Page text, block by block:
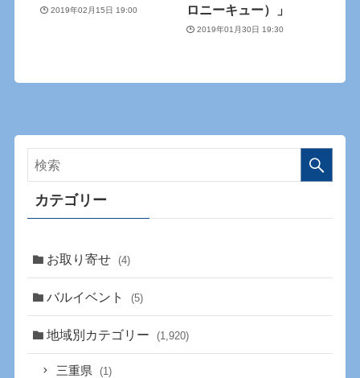
2019年02月15日 19:00 ロニーキュー）」
2019年01月30日 19:30
カテゴリー
お取り寄せ (4)
バルイベント (5)
地域別カテゴリー (1,920)
三重県 (1)